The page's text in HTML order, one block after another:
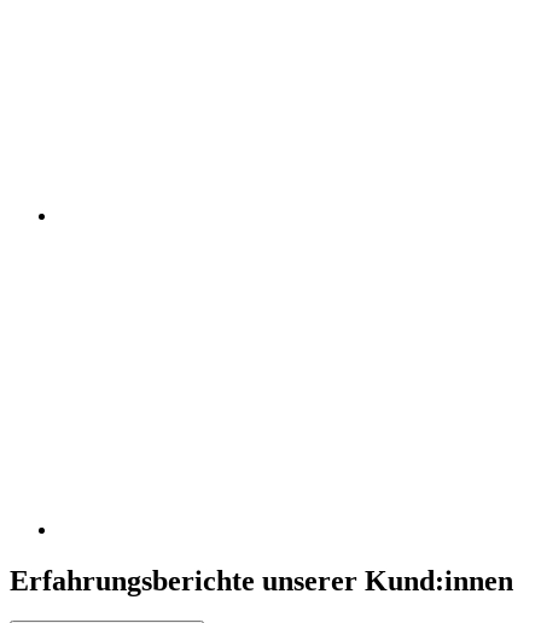
Erfahrungsberichte unserer Kund:innen